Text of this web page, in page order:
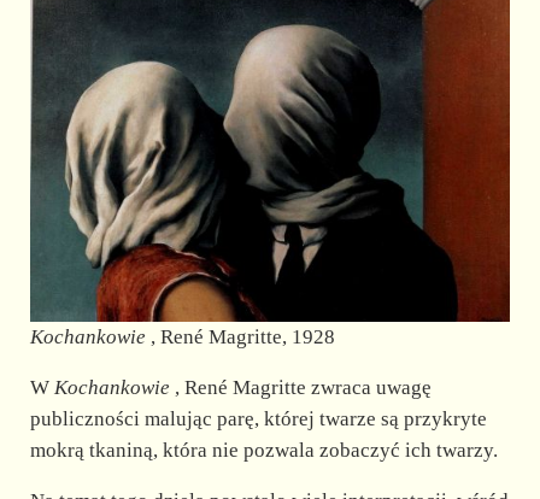
Kochankowie , René Magritte, 1928
W Kochankowie , René Magritte zwraca uwagę
publiczności malując parę, której twarze są przykryte
mokrą tkaniną, która nie pozwala zobaczyć ich twarzy.